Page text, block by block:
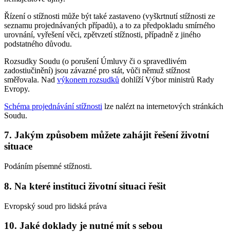
Řízení o stížnosti může být také zastaveno (vyškrtnutí stížnosti ze
seznamu projednávaných případů), a to za předpokladu smírného
urovnání, vyřešení věci, zpětvzetí stížnosti, případně z jiného
podstatného důvodu.
Rozsudky Soudu (o porušení Úmluvy či o spravedlivém
zadostiučinění) jsou závazné pro stát, vůči němuž stížnost
směřovala. Nad výkonem rozsudků dohlíží Výbor ministrů Rady
Evropy.
Schéma projednávání stížnosti lze nalézt na internetových stránkách
Soudu.
7. Jakým způsobem můžete zahájit řešení životní
situace
Podáním písemné stížnosti.
8. Na které instituci životní situaci řešit
Evropský soud pro lidská práva
10. Jaké doklady je nutné mít s sebou